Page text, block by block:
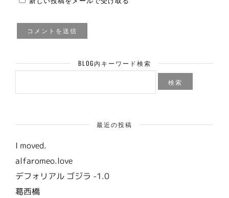
BLOG内キーワード検索
検
最近の投稿
I moved.
alfaromeo.love
デフォリアル ゴジラ -1.0
葛西橋